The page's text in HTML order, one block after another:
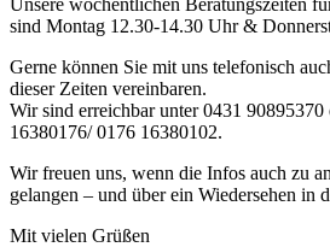
sind Montag 12.30-14.30 Uhr &
Gerne können Sie mit uns telefonisch
dieser Zeiten vereinbaren.
Wir sind erreichbar unter 0431
16380176/ 0176 16380102.
Wir freuen uns, wenn die Infos auch zu
gelangen – und über ein Wiedersehen in
Mit vielen Grüßen